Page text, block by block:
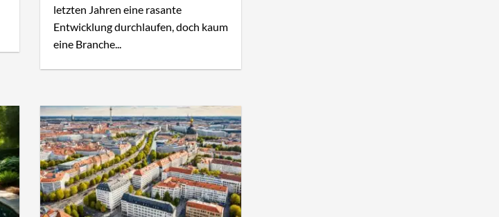
letzten Jahren eine rasante
Entwicklung durchlaufen, doch kaum
eine Branche...